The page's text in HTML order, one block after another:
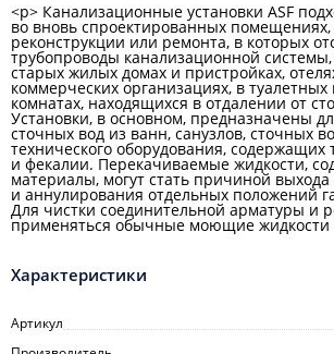
<p> Канализационные установки ASF
во вновь спроектированных помещениях,
реконструкции или ремонта, в которых
трубопроводы канализационной
старых жилых домах и пристройках,
коммерческих организациях, в
комнатах, находящихся в отдалении от
Установки, в основном, предназначены
сточных вод из ванн, санузлов, сточных
технического оборудования, содержащих
и фекалии. Перекачиваемые жидкости,
материалы, могут стать причиной выхода
и аннулирования отдельных положений
Для чистки соединительной арматуры и
применяться обычные моющие жидкости
Характеристики
Артикул